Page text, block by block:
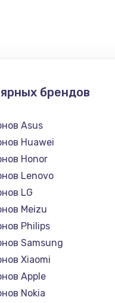
брендов
Asus
Huawei
Honor
Lenovo
LG
Meizu
Philips
Samsung
Xiaomi
Apple
Nokia